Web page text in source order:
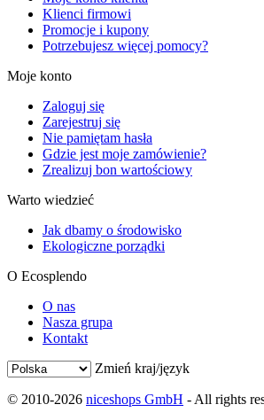
Klienci firmowi
Promocje i kupony
Potrzebujesz więcej pomocy?
Moje konto
Zaloguj się
Zarejestruj się
Nie pamiętam hasła
Gdzie jest moje zamówienie?
Zrealizuj bon wartościowy
Warto wiedzieć
Jak dbamy o środowisko
Ekologiczne porządki
O Ecosplendo
O nas
Nasza grupa
Kontakt
Zmień kraj/język
© 2010-2026 niceshops GmbH - All rights